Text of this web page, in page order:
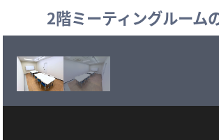
2階ミーティングルーム